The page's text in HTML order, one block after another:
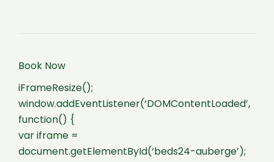
Book Now
iFrameResize();
window.addEventListener(‘DOMContentLoaded’,
function() {
var iframe =
document.getElementById(‘beds24-auberge’);